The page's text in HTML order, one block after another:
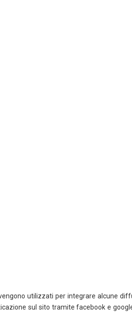
utilizzati per integrare alcune
sul sito tramite facebook e